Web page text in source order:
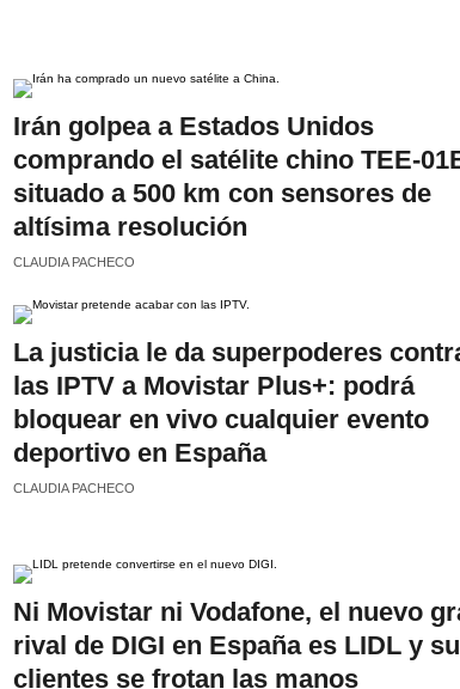
Irán golpea a Estados Unidos
comprando el satélite chino TEE-
situado a 500 km con sensores de
altísima resolución
CLAUDIA PACHECO
La justicia le da superpoderes
las IPTV a Movistar Plus+: podrá
bloquear en vivo cualquier evento
deportivo en España
CLAUDIA PACHECO
Ni Movistar ni Vodafone, el nuevo
rival de DIGI en España es LIDL y
clientes se frotan las manos